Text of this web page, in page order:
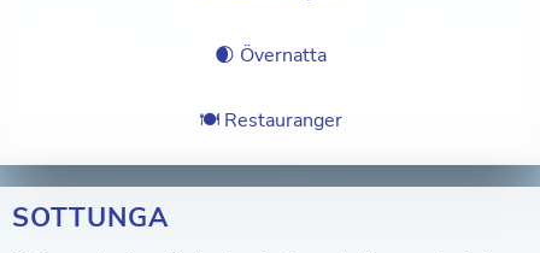
🌒 Övernatta
🍽 Restauranger
SOTTUNGA